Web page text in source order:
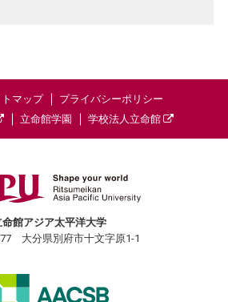
マップ
プライバシーポリシー
立命館学園 学校法人立命館
命館アジア太平洋大学
大分県別府市十文字原1-1